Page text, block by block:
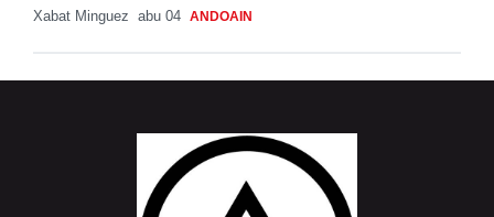
Xabat Minguez abu 04 ANDOAIN